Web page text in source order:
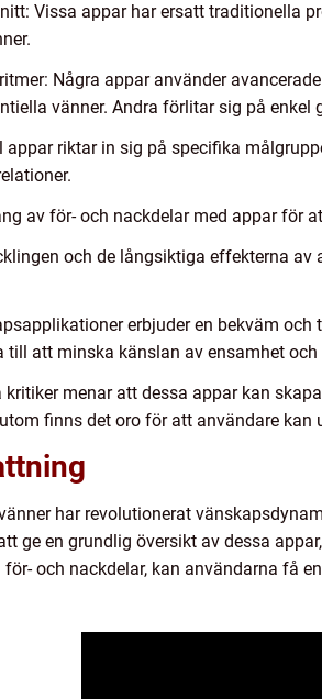
Vissa appar har ersatt traditionella
Några appar använder
vänner. Andra förlitar sig på enkel
appar riktar in sig på specifika
av för- och nackdelar med appar för
och de långsiktiga effekterna
erbjuder en bekväm
till att minska känslan av ensamhet
kritiker menar att dessa appar kan
finns det oro för att användare
har revolutionerat
ge en grundlig översikt av dessa
och nackdelar, kan användarna få